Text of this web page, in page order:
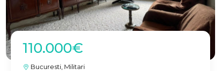
110.000€
Bucuresti, Militari